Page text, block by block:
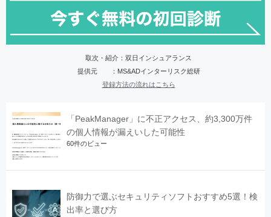
取次・紹介：双日インシュアランス
提供元 ：MS&ADインターリスク総研
登録方法の流れはこちら
「PeakManager」に不正アクセス、約3,300万件
の個人情報が漏えいした可能性
60件のビュー
防御力で選ぶセキュリティソフトおすすめ5選！検
出率と選び方